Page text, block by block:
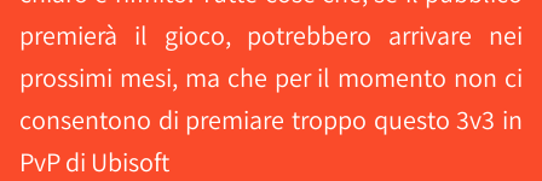
premierà il gioco, potrebbero arrivare nei
prossimi mesi, ma che per il momento non ci
consentono di premiare troppo questo 3v3 in
PvP di Ubisoft